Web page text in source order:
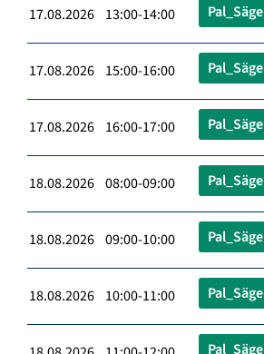
17.08.2026 13:00-14:00 Pal_Säge
17.08.2026 15:00-16:00 Pal_Säge
17.08.2026 16:00-17:00 Pal_Säge
18.08.2026 08:00-09:00 Pal_Säge
18.08.2026 09:00-10:00 Pal_Säge
18.08.2026 10:00-11:00 Pal_Säge
Pal_Säge